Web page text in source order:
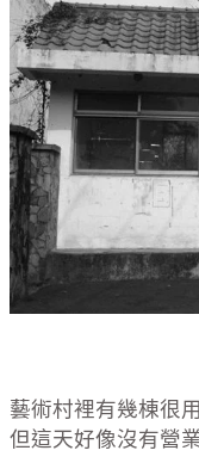
藝術村裡有幾棟很
但這天好像沒有營